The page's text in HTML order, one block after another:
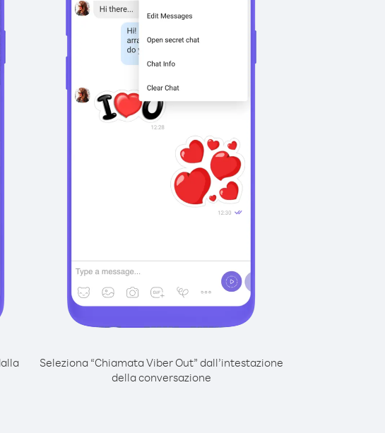
Seleziona “Chiamata Viber Out” dall’intestazione
della conversazione